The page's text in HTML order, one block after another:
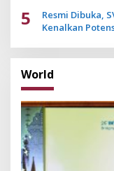
5
Resmi Dibuka,
Kenalkan
World